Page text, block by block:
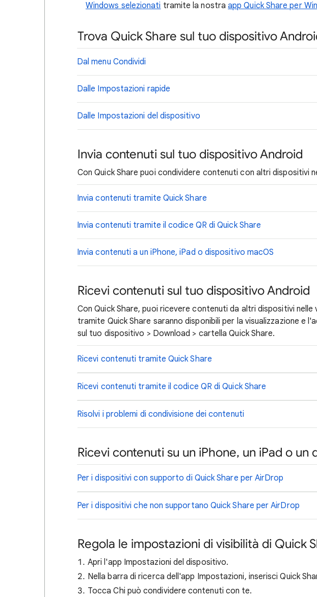
Windows selezionati tramite la nostraapp Quick Share per
Trova Quick Share sul tuo dispositivo
Dal menu Condividi
Dalle Impostazioni rapide
Dalle Impostazioni del dispositivo
Invia contenuti sul tuo dispositivo Android
Con Quick Share puoi condividere contenuti con altri dispositivi
Invia contenuti tramite Quick Share
Invia contenuti tramite il codice QR di Quick Share
Invia contenuti a un iPhone, iPad o dispositivo macOS
Ricevi contenuti sul tuo dispositivo Android
Con Quick Share, puoi ricevere contenuti da altri dispositivi
tramite Quick Share saranno disponibili per la visualizzazione e
sul tuo dispositivo > Download > cartella Quick Share.
Ricevi contenuti tramite Quick Share
Ricevi contenuti tramite il codice QR di Quick Share
Risolvi i problemi di condivisione dei contenuti
Ricevi contenuti su un iPhone, un iPad o un
Per i dispositivi con supporto di Quick Share per AirDrop
Per i dispositivi che non supportano Quick Share per AirDrop
Regola le impostazioni di visibilità di Quick
Apri l'app Impostazioni del dispositivo.
Nella barra di ricerca dell'app Impostazioni, inserisci Quick
Tocca Chi può condividere contenuti con te.